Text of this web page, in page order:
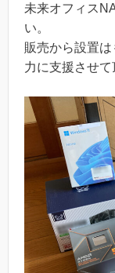
未来オフィス
い。
販売から設置
力に支援させて